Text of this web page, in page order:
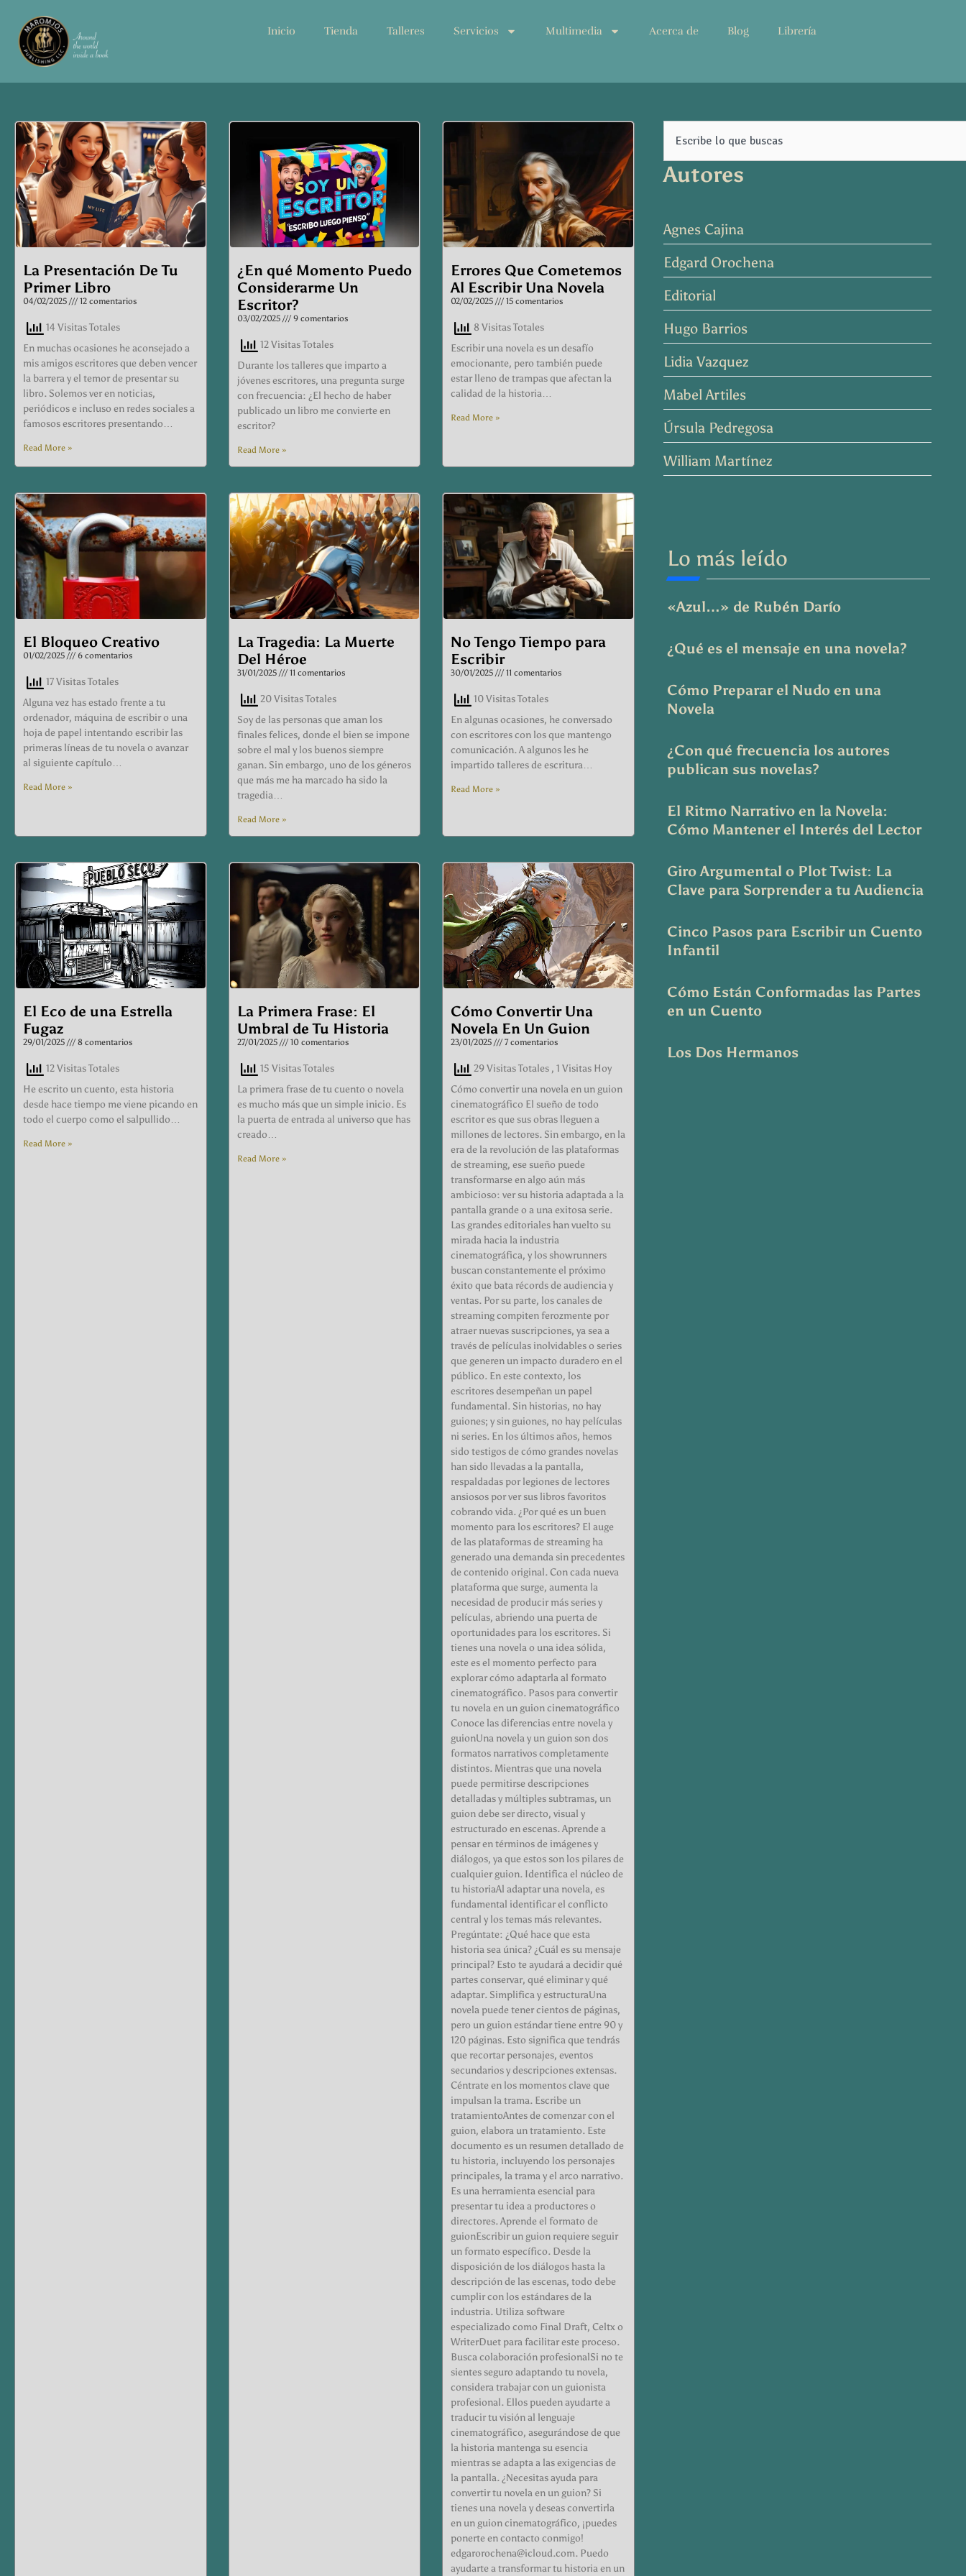
Inicio Tienda Talleres Servicios Multimedia Acerca de Blog Librería
La Presentación De Tu
Primer Libro
04/02/2025 12 comentarios
14 Visitas Totales
En muchas ocasiones he aconsejado a
mis amigos escritores que deben vencer
la barrera y el temor de presentar su
libro. Solemos ver en noticias,
periódicos e incluso en redes sociales a
famosos escritores presentando…
Read More »
¿En qué Momento Puedo
Considerarme Un
Escritor?
03/02/2025 9 comentarios
12 Visitas Totales
Durante los talleres que imparto a
jóvenes escritores, una pregunta surge
con frecuencia: ¿El hecho de haber
publicado un libro me convierte en
escritor?
Read More »
Errores Que Cometemos
Al Escribir Una Novela
02/02/2025 15 comentarios
8 Visitas Totales
Escribir una novela es un desafío
emocionante, pero también puede
estar lleno de trampas que afectan la
calidad de la historia…
Read More »
El Bloqueo Creativo
01/02/2025 6 comentarios
17 Visitas Totales
Alguna vez has estado frente a tu
ordenador, máquina de escribir o una
hoja de papel intentando escribir las
primeras líneas de tu novela o avanzar
al siguiente capítulo…
Read More »
La Tragedia: La Muerte
Del Héroe
31/01/2025 11 comentarios
20 Visitas Totales
Soy de las personas que aman los
finales felices, donde el bien se impone
sobre el mal y los buenos siempre
ganan. Sin embargo, uno de los géneros
que más me ha marcado ha sido la
tragedia…
Read More »
No Tengo Tiempo para
Escribir
30/01/2025 11 comentarios
10 Visitas Totales
En algunas ocasiones, he conversado
con escritores con los que mantengo
comunicación. A algunos les he
impartido talleres de escritura…
Read More »
El Eco de una Estrella
Fugaz
29/01/2025 8 comentarios
12 Visitas Totales
He escrito un cuento, esta historia
desde hace tiempo me viene picando en
todo el cuerpo como el salpullido…
Read More »
La Primera Frase: El
Umbral de Tu Historia
27/01/2025 10 comentarios
15 Visitas Totales
La primera frase de tu cuento o novela
es mucho más que un simple inicio. Es
la puerta de entrada al universo que has
creado…
Read More »
Cómo Convertir Una
Novela En Un Guion
23/01/2025 7 comentarios
29 Visitas Totales , 1 Visitas Hoy
Cómo convertir una novela en un guion
cinematográfico El sueño de todo
escritor es que sus obras lleguen a
millones de lectores. Sin embargo, en la
era de la revolución de las plataformas
de streaming, ese sueño puede
transformarse en algo aún más
ambicioso: ver su historia adaptada a la
pantalla grande o a una exitosa serie.
Las grandes editoriales han vuelto su
mirada hacia la industria
cinematográfica, y los showrunners
buscan constantemente el próximo
éxito que bata récords de audiencia y
ventas. Por su parte, los canales de
streaming compiten ferozmente por
atraer nuevas suscripciones, ya sea a
través de películas inolvidables o series
que generen un impacto duradero en el
público. En este contexto, los
escritores desempeñan un papel
fundamental. Sin historias, no hay
guiones; y sin guiones, no hay películas
ni series. En los últimos años, hemos
sido testigos de cómo grandes novelas
han sido llevadas a la pantalla,
respaldadas por legiones de lectores
ansiosos por ver sus libros favoritos
cobrando vida. ¿Por qué es un buen
momento para los escritores? El auge
de las plataformas de streaming ha
generado una demanda sin precedentes
de contenido original. Con cada nueva
plataforma que surge, aumenta la
necesidad de producir más series y
películas, abriendo una puerta de
oportunidades para los escritores. Si
tienes una novela o una idea sólida,
este es el momento perfecto para
explorar cómo adaptarla al formato
cinematográfico. Pasos para convertir
tu novela en un guion cinematográfico
Conoce las diferencias entre novela y
guionUna novela y un guion son dos
formatos narrativos completamente
distintos. Mientras que una novela
puede permitirse descripciones
detalladas y múltiples subtramas, un
guion debe ser directo, visual y
estructurado en escenas. Aprende a
pensar en términos de imágenes y
diálogos, ya que estos son los pilares de
cualquier guion. Identifica el núcleo de
tu historiaAl adaptar una novela, es
fundamental identificar el conflicto
central y los temas más relevantes.
Pregúntate: ¿Qué hace que esta
historia sea única? ¿Cuál es su mensaje
principal? Esto te ayudará a decidir qué
partes conservar, qué eliminar y qué
adaptar. Simplifica y estructuraUna
novela puede tener cientos de páginas,
pero un guion estándar tiene entre 90 y
120 páginas. Esto significa que tendrás
que recortar personajes, eventos
secundarios y descripciones extensas.
Céntrate en los momentos clave que
impulsan la trama. Escribe un
tratamientoAntes de comenzar con el
guion, elabora un tratamiento. Este
documento es un resumen detallado de
tu historia, incluyendo los personajes
principales, la trama y el arco narrativo.
Es una herramienta esencial para
presentar tu idea a productores o
directores. Aprende el formato de
guionEscribir un guion requiere seguir
un formato específico. Desde la
disposición de los diálogos hasta la
descripción de las escenas, todo debe
cumplir con los estándares de la
industria. Utiliza software
especializado como Final Draft, Celtx o
WriterDuet para facilitar este proceso.
Busca colaboración profesionalSi no te
sientes seguro adaptando tu novela,
considera trabajar con un guionista
profesional. Ellos pueden ayudarte a
traducir tu visión al lenguaje
cinematográfico, asegurándose de que
la historia mantenga su esencia
mientras se adapta a las exigencias de
la pantalla. ¿Necesitas ayuda para
convertir tu novela en un guion? Si
tienes una novela y deseas convertirla
en un guion cinematográfico, ¡puedes
ponerte en contacto conmigo!
edgarorochena@icloud.com. Puedo
ayudarte a transformar tu historia en un
Autores
Agnes Cajina
Edgard Orochena
Editorial
Hugo Barrios
Lidia Vazquez
Mabel Artiles
Úrsula Pedregosa
William Martínez
Lo más leído
«Azul…» de Rubén Darío
¿Qué es el mensaje en una novela?
Cómo Preparar el Nudo en una
Novela
¿Con qué frecuencia los autores
publican sus novelas?
El Ritmo Narrativo en la Novela:
Cómo Mantener el Interés del Lector
Giro Argumental o Plot Twist: La
Clave para Sorprender a tu Audiencia
Cinco Pasos para Escribir un Cuento
Infantil
Cómo Están Conformadas las Partes
en un Cuento
Los Dos Hermanos